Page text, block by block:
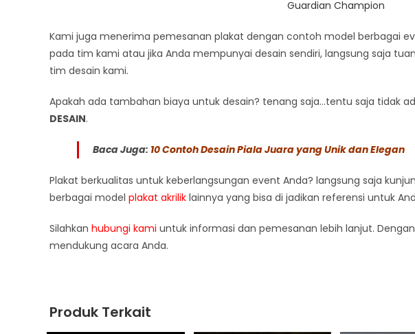
Kami juga menerima pemesanan plakat dengan contoh model berbagai
pada tim kami atau jika Anda mempunyai desain sendiri, langsung saja
tim desain kami.
Apakah ada tambahan biaya untuk desain? tenang saja…tentu saja tidak
DESAIN.
Baca Juga: 10 Contoh Desain Piala Juara yang Unik dan Elegan
Plakat berkualitas untuk keberlangsungan event Anda? langsung saja
berbagai model plakat akrilik lainnya yang bisa di jadikan referensi untuk
Silahkan hubungi kami untuk informasi dan pemesanan lebih lanjut.
mendukung acara Anda.
Produk Terkait